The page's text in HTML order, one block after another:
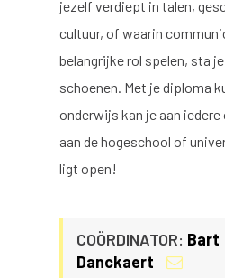
jezelf verdiept in talen,
cultuur, of waarin
belangrijke rol spelen, sta
schoenen. Met je diploma
onderwijs kan je aan
aan de hogeschool of
ligt open!
COÖRDINATOR: Bart
Danckaert